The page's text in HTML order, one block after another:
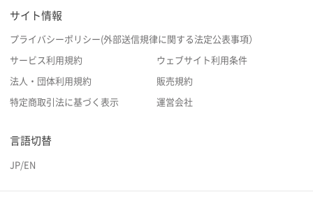
サイト情報
プライバシーポリシー(外部送信規律に関する法定公表事項）
サービス利用規約 ウェブサイト利用条件
法人・団体利用規約 販売規約
特定商取引法に基づく表示 運営会社
言語切替
JP/EN